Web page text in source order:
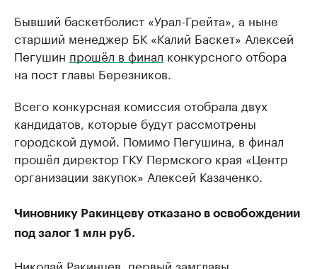
Бывший баскетболист «Урал-Грейта», а ныне
старший менеджер БК «Калий Баскет» Алексей
Пегушин прошёл в финал конкурсного отбора
на пост главы Березников.
Всего конкурсная комиссия отобрала двух
кандидатов, которые будут рассмотрены
городской думой. Помимо Пегушина, в финал
прошёл директор ГКУ Пермского края «Центр
организации закупок» Алексей Казаченко.
Чиновнику Ракинцеву отказано в освобождении
под залог 1 млн руб.
Николай Ракинцев, первый замглавы